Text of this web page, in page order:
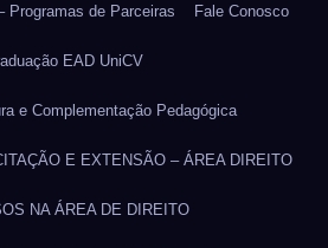
Programas de Parceiras Fale Conosco
EAD UniCV
e Complementação Pedagógica
E EXTENSÃO – ÁREA DIREITO
NA ÁREA DE DIREITO